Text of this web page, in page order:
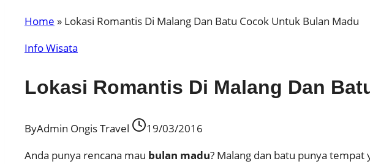
Home » Lokasi Romantis Di Malang Dan Batu Cocok Untuk Bulan Madu
Info Wisata
Lokasi Romantis Di Malang Dan
ByAdmin Ongis Travel
19/03/2016
Anda punya rencana mau bulan madu? Malang dan batu punya